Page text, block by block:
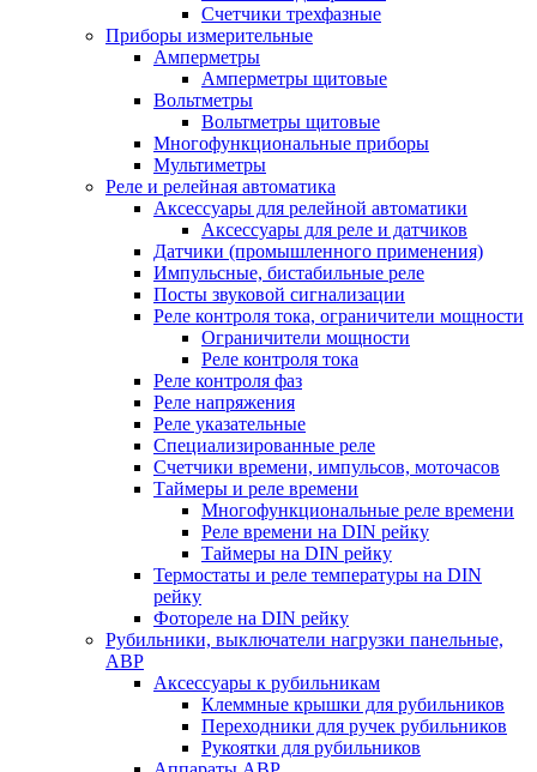
Счетчики трехфазные
Приборы измерительные
Амперметры
Амперметры щитовые
Вольтметры
Вольтметры щитовые
Многофункциональные приборы
Мультиметры
Реле и релейная автоматика
Аксессуары для релейной автоматики
Аксессуары для реле и датчиков
Датчики (промышленного применения)
Импульсные, бистабильные реле
Посты звуковой сигнализации
Реле контроля тока, ограничители мощности
Ограничители мощности
Реле контроля тока
Реле контроля фаз
Реле напряжения
Реле указательные
Специализированные реле
Счетчики времени, импульсов, моточасов
Таймеры и реле времени
Многофункциональные реле времени
Реле времени на DIN рейку
Таймеры на DIN рейку
Термостаты и реле температуры на DIN
рейку
Фотореле на DIN рейку
Рубильники, выключатели нагрузки панельные,
АВР
Аксессуары к рубильникам
Клеммные крышки для рубильников
Переходники для ручек рубильников
Рукоятки для рубильников